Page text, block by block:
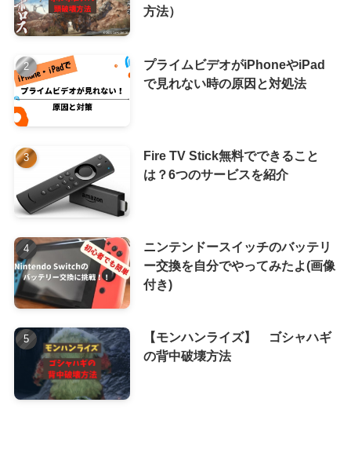
方法）
プライムビデオがiPhoneやiPad
で見れない時の原因と対処法
Fire TV Stick無料でできること
は？6つのサービスを紹介
ニンテンドースイッチのバッテリ
ー交換を自分でやってみたよ(画像
付き)
【モンハンライズ】 ゴシャハギ
の背中破壊方法